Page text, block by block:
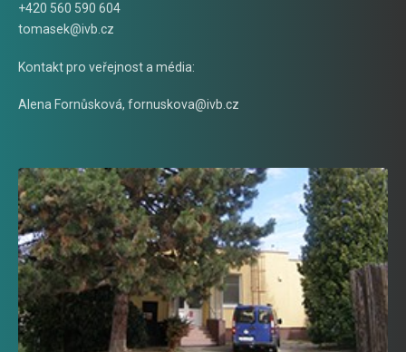
+420 560 590 604
tomasek@ivb.cz
Kontakt pro veřejnost a média:
Alena Fornůsková, fornuskova@ivb.cz